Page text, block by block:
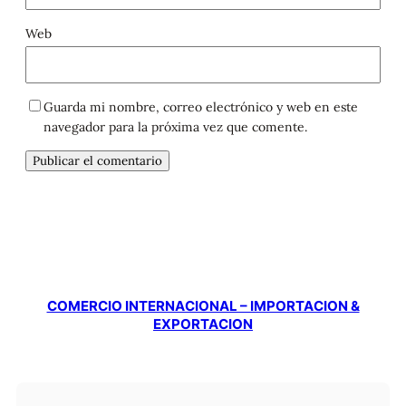
Web
Guarda mi nombre, correo electrónico y web en este
navegador para la próxima vez que comente.
COMERCIO INTERNACIONAL – IMPORTACION &
EXPORTACION